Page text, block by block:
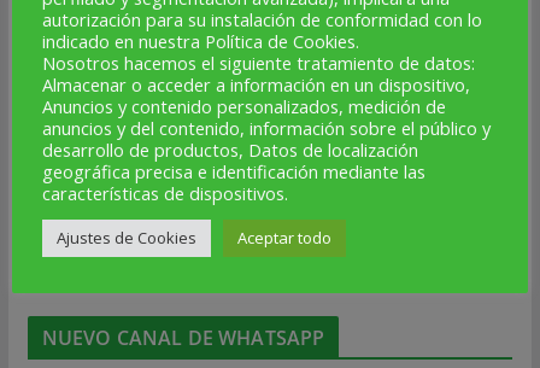
L M X J V S
D
1
2 3
6
7 8 9 10 11
12
13
14 15 16 17 18
19
20
21 22 23 24 25
27
28 29 30
« Sep Nov »
NUEVO CANAL DE WHATSAPP
autorización para su instalación de conformidad con lo
indicado en nuestra Política de Cookies.
Nosotros hacemos el siguiente tratamiento de datos:
Almacenar o acceder a información en un dispositivo,
Anuncios y contenido personalizados, medición de
anuncios y del contenido, información sobre el público y
desarrollo de productos, Datos de localización
geográfica precisa e identificación mediante las
características de dispositivos.
Ajustes de Cookies Aceptar todo